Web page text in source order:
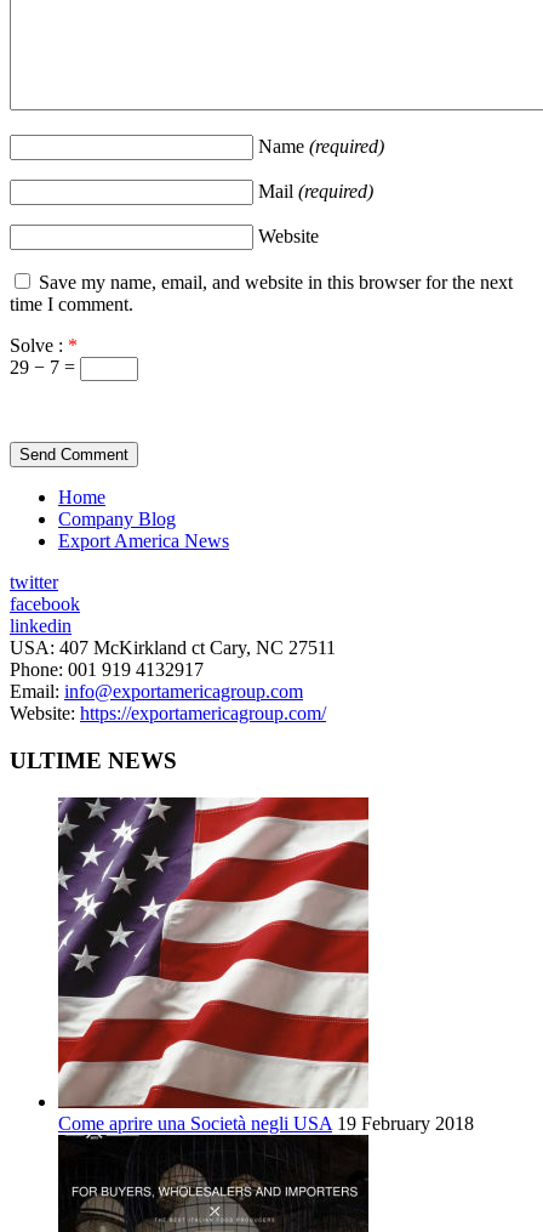
Name (required)
Mail (required)
Website
Save my name, email, and website in this browser for the next
time I comment.
Solve : *
29 − 7 =
Home
Company Blog
Export America News
twitter
facebook
linkedin
USA: 407 McKirkland ct Cary, NC 27511
Phone: 001 919 4132917
Email: info@exportamericagroup.com
Website: https://exportamericagroup.com/
ULTIME NEWS
Come aprire una Società negli USA 19 February 2018